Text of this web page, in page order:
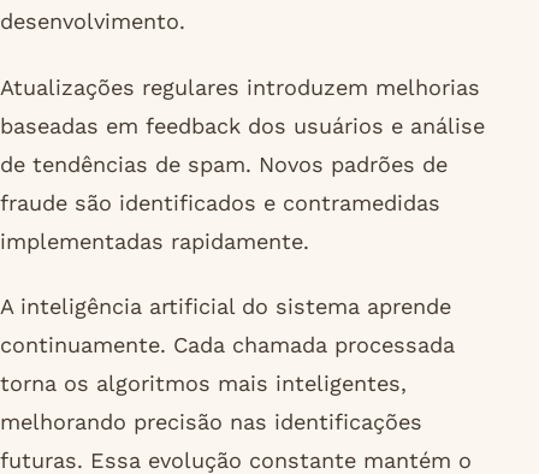
desenvolvimento.
Atualizações regulares introduzem melhorias
baseadas em feedback dos usuários e análise
de tendências de spam. Novos padrões de
fraude são identificados e contramedidas
implementadas rapidamente.
A inteligência artificial do sistema aprende
continuamente. Cada chamada processada
torna os algoritmos mais inteligentes,
melhorando precisão nas identificações
futuras. Essa evolução constante mantém o